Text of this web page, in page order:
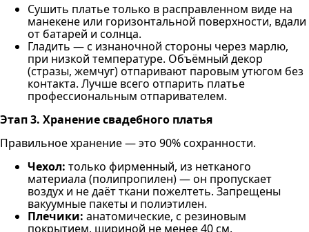
Сушить платье только в расправленном виде на
манекене или горизонтальной поверхности, вдали
от батарей и солнца.
Гладить — с изнаночной стороны через марлю,
при низкой температуре. Объёмный декор
(стразы, жемчуг) отпаривают паровым утюгом без
контакта. Лучше всего отпарить платье
профессиональным отпаривателем.
Этап 3. Хранение свадебного платья
Правильное хранение — это 90% сохранности.
Чехол: только фирменный, из нетканого
материала (полипропилен) — он пропускает
воздух и не даёт ткани пожелтеть. Запрещены
вакуумные пакеты и полиэтилен.
Плечики: анатомические, с резиновым
покрытием, шириной не менее 40 см.